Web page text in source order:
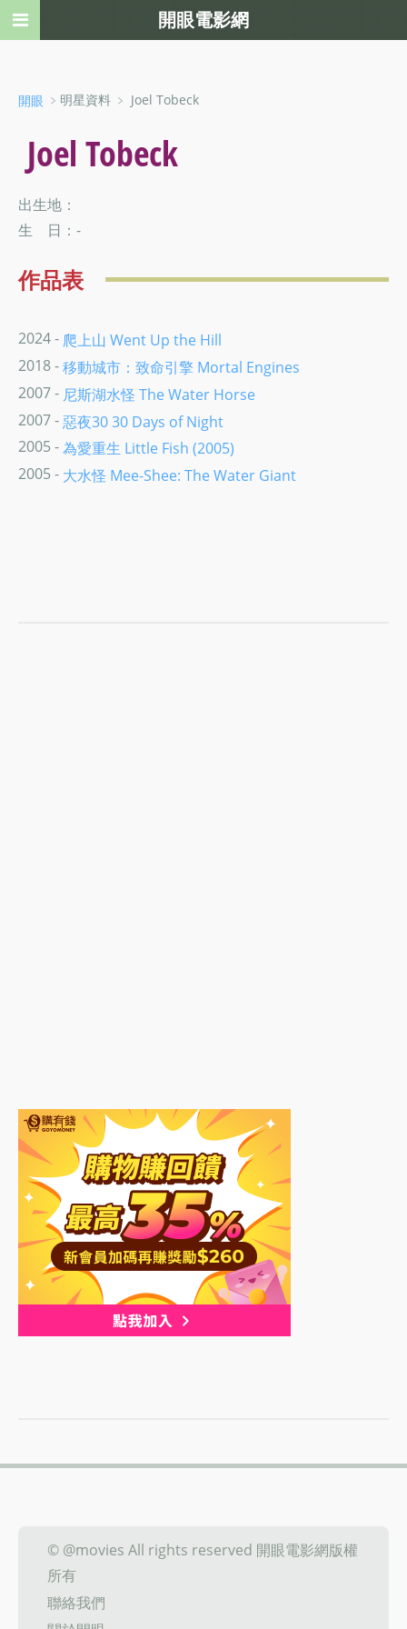
開眼 ﹥明星資料 ﹥ Joel Tobeck
Joel Tobeck
出生地：
生 日：-
作品表
2024 - 爬上山 Went Up the Hill
2018 -移動城市：致命引擎 Mortal Engines
2007 - 尼斯湖水怪 The Water Horse
2007 -惡夜30 30 Days of Night
2005 -為愛重生 Little Fish (2005)
2005 - 大水怪 Mee-Shee: The Water Giant
© @movies All rights reserved 開眼電影網版權
所有
聯絡我們
開眼電影網